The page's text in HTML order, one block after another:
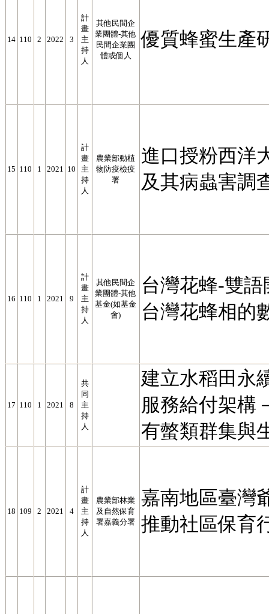
14 110 2 2022 3
計
畫
主
持
人
其他民間企
業團體-其他
民間企業團
體或個人
優質蜂蜜生產
15 110 1 2021 10
計
畫
主
持
人
農業部動植
物防疫檢疫
署
進口授粉西洋
及其病蟲害調
16 110 1 2021 9
計
畫
主
持
人
其他民間企
業團體-其他
基金(如基金
會)
台灣花蜂-雙
台灣花蜂相的
17 110 1 2021 8
共
同
主
持
人
建立水稻田永
服務給付架構
有螫類群集與
18 109 2 2021 4
計
畫
主
持
人
農業部林業
及自然保育
署嘉義分署
嘉南地區臺灣
推動社區保育